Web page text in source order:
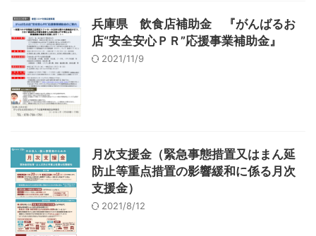
兵庫県 飲食店補助金 『がんばるお
店“安全安心ＰＲ”応援事業補助金』
2021/11/9
月次支援金（緊急事態措置又はまん延
防止等重点措置の影響緩和に係る月次
支援金）
2021/8/12